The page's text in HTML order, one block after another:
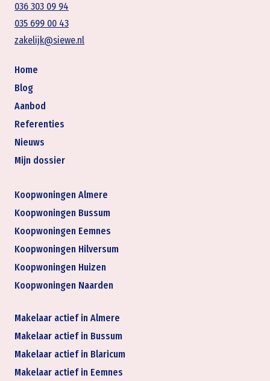
036 303 09 94
035 699 00 43
zakelijk@siewe.nl
Home
Blog
Aanbod
Referenties
Nieuws
Mijn dossier
Koopwoningen Almere
Koopwoningen Bussum
Koopwoningen Eemnes
Koopwoningen Hilversum
Koopwoningen Huizen
Koopwoningen Naarden
Makelaar actief in Almere
Makelaar actief in Bussum
Makelaar actief in Blaricum
Makelaar actief in Eemnes